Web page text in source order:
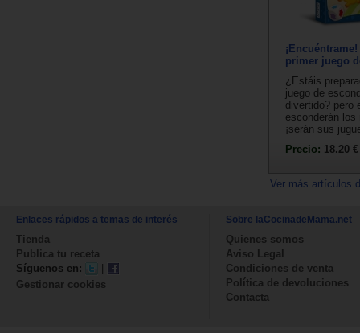
primer juego
¿Estáis
juego de
divertido? pero
esconderán
¡serán sus
Precio: 18.20 €
Ver más artículos
Enlaces rápidos a temas de interés
Tienda
Publica tu receta
Síguenos en:
|
Gestionar cookies
Sobre laCocinadeMama.net
Quienes somos
Aviso Legal
Condiciones de venta
Política de devoluciones
Contacta